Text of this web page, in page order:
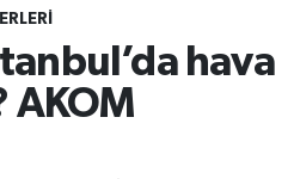
hava
AKOM
ve Fikstür